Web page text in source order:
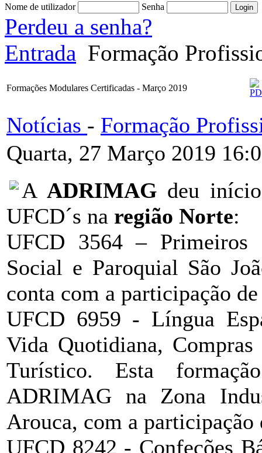
Nome de utilizador Senha
Perdeu a senha?
Entrada Formação
Formações Modulares Certificadas - Março 2019
Notícias - Formação
Quarta, 27 Março 2019
A ADRIMAG deu
UFCD´s na região Norte:
UFCD 3564 – Primeiros
Social e Paroquial São
conta com a participação
UFCD 6959 - Língua
Vida Quotidiana,
Turístico. Esta
ADRIMAG na Zona
Arouca, com a participação
UFCD 8242 - Confeções